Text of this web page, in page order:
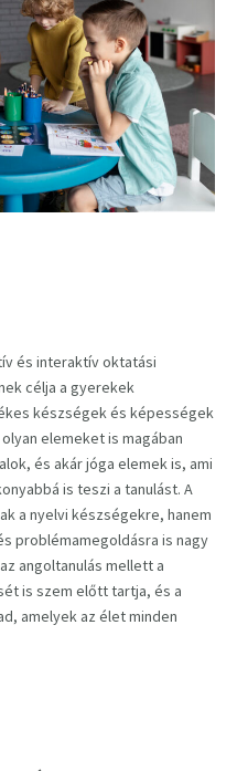
és interaktív oktatási
célja a gyerekek
készségek és képességek
elemeket is magában
és akár jóga elemek is, ami
is teszi a tanulást. A
a nyelvi készségekre, hanem
problémamegoldásra is nagy
angoltanulás mellett a
is szem előtt tartja, és a
amelyek az élet minden